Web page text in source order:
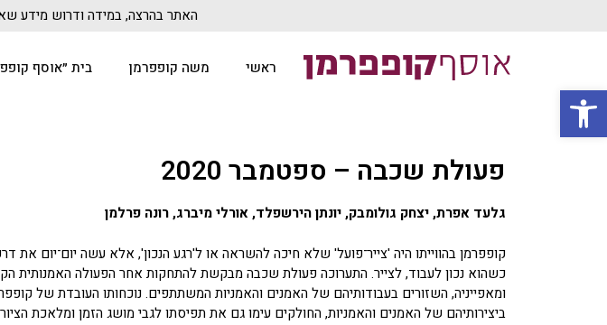
האתר בהרצה, במידה ודרוש מידע
ראשי משה קופפרמן בית ״אוסף
פעולת שכבה – ספטמבר 2020
גלעד אפרת, יצחק גולומבק, יונתן הירשפלד, אורלי מיברג, רונה פרלמן
קופפרמן בהווייתו היה 'צייר־פועל' שלא חיכה להשראה או ל'רגע הנכון', אלא עשה יום־יום את
כשהוא נכון לעבוד, לצייר. התערוכה פעולת שכבה מבקשת להתחקות אחר הפעולה האמנותית
ומאפייניה, השזורים בעבודותיהם של האמנים והאמניות המשתתפים. נוכחותו העובדת של
ביצירותיהם של האמנים והאמניות, החולקים עימו גם את תפיסתו לגבי מושג הזמן ומלאכת
פתח סרגל נגישות